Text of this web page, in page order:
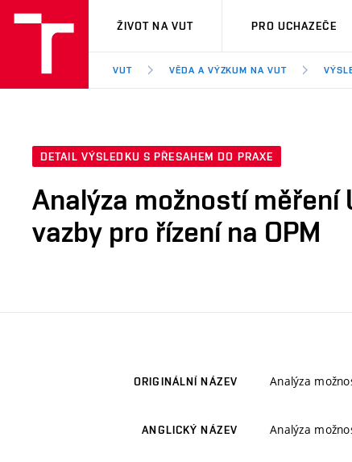
VUT
ŽIVOT NA VUT PRO UCHAZEČE
VUT VĚDA A VÝZKUM NA VUT
DETAIL VÝSLEDKU S PŘESAHEM DO PRAXE
Analýza možností měření
vazby pro řízení na OPM
ORIGINÁLNÍ NÁZEV Analýza
ANGLICKÝ NÁZEV Analýza